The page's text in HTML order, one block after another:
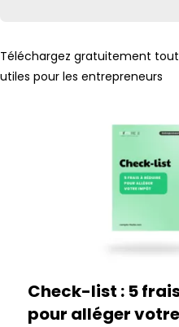
Téléchargez gratuitement
utiles pour les entrepreneurs
Check-list : 5
pour alléger